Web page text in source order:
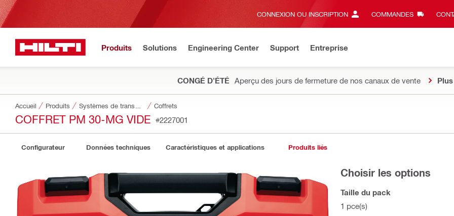
CONNEXION OU INSCRIPTION COMMANDES
Produits Solutions Engineering Center Support Entreprise
CONGÉ D'ÉTÉ Aperçu des jours de fermeture de nos canaux de vente
Accueil Produits Coffrets
COFFRET PM 30-MG VIDE #2227001
Configurateur Données techniques Caractéristiques et applications Produits liés
Choisir les options
Taille du pack
1 pce(s)